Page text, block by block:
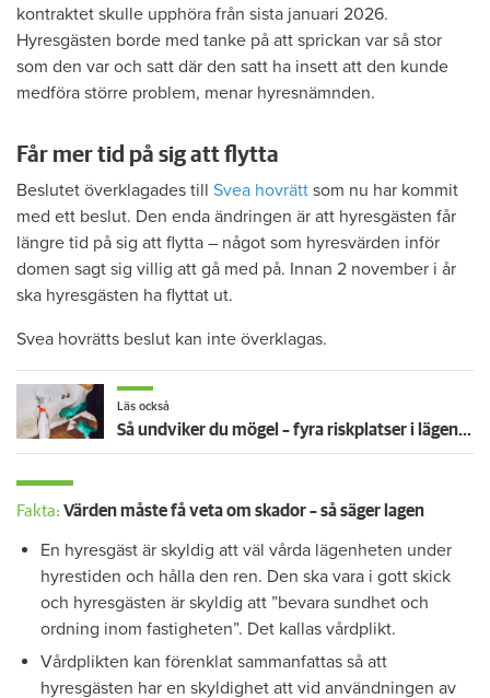
kontraktet skulle upphöra från sista januari 2026.
Hyresgästen borde med tanke på att sprickan var så stor
som den var och satt där den satt ha insett att den kunde
medföra större problem, menar hyresnämnden.
Får mer tid på sig att flytta
Beslutet överklagades till Svea hovrätt som nu har kommit
med ett beslut. Den enda ändringen är att hyresgästen får
längre tid på sig att flytta – något som hyresvärden inför
domen sagt sig villig att gå med på. Innan 2 november i år
ska hyresgästen ha flyttat ut.
Svea hovrätts beslut kan inte överklagas.
Läs också
Så undviker du mögel – fyra riskplatser i lägenheten: ”Måste städa bort”
Fakta: Värden måste få veta om skador – så säger lagen
En hyresgäst är skyldig att väl vårda lägenheten under
hyrestiden och hålla den ren. Den ska vara i gott skick
och hyresgästen är skyldig att ”bevara sundhet och
ordning inom fastigheten”. Det kallas vårdplikt.
Vårdplikten kan förenklat sammanfattas så att
hyresgästen har en skyldighet att vid användningen av